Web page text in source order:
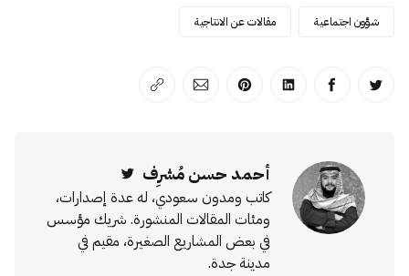
شؤون اجتماعية مقالات عن الانتاجية
انشر على تويترانشر على الفيسبوك
انشر على لينكد إن
انشر على بينترست
انشر على الإيميل
انسخ الرابط
أحمد حسن مُشرِف
كاتب ومدون سعودي، له عدة إصدارات،
ومئات المقالات المنشورة. شريك مؤسس
في بعض المشاريع الصغيرة، مقيم في
مدينة جدة.